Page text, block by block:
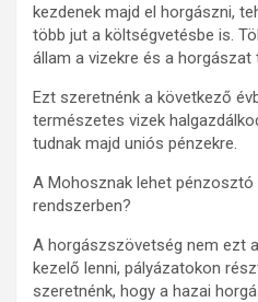
kezdenek majd el horgászni,
több jut a költségvetésbe is.
állam a vizekre és a horgászat
Ezt szeretnénk a következő
természetes vizek
tudnak majd uniós pénzekre.
A Mohosznak lehet pénzosztó
rendszerben?
A horgászszövetség nem ezt
kezelő lenni, pályázatokon
szeretnénk, hogy a hazai